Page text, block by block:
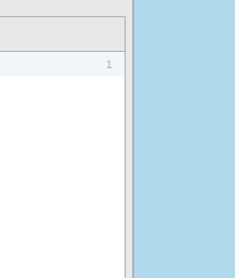
1